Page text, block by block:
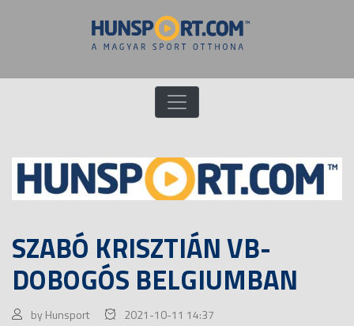
SZABÓ KRISZTIÁN VB-
DOBOGÓS BELGIUMBAN
by Hunsport 2021-10-11 14:37